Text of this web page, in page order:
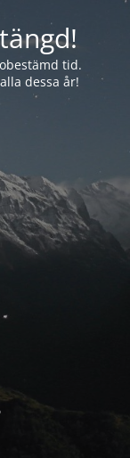
tid.
dessa år!